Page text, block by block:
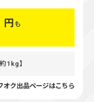
円 も
1kg】
オク出品ページはこちら